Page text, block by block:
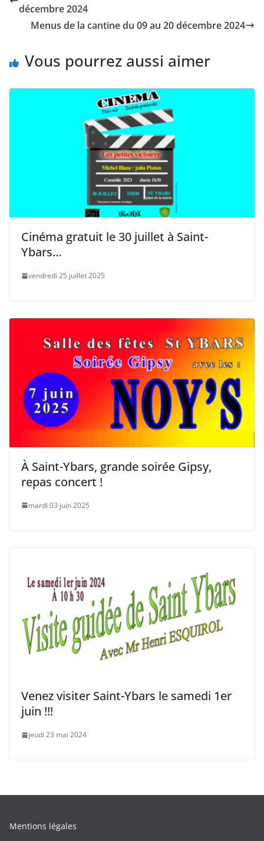
décembre 2024
Menus de la cantine du 09 au 20 décembre 2024
Vous pourrez aussi aimer
Cinéma gratuit le 30 juillet à Saint-
Ybars…
vendredi 25 juillet 2025
À Saint-Ybars, grande soirée Gipsy,
repas concert !
mardi 03 juin 2025
Venez visiter Saint-Ybars le samedi 1er
juin !!!
jeudi 23 mai 2024
Mentions légales